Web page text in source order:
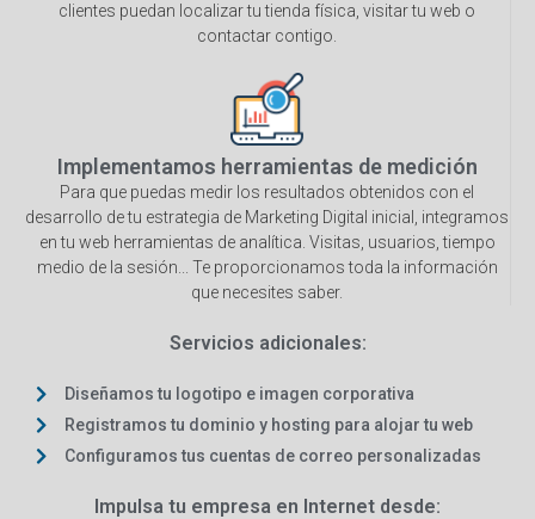
clientes puedan localizar tu tienda física, visitar tu web o
contactar contigo.
Implementamos herramientas de medición
Para que puedas medir los resultados obtenidos con el
desarrollo de tu estrategia de Marketing Digital inicial, integramos
en tu web herramientas de analítica. Visitas, usuarios, tiempo
medio de la sesión... Te proporcionamos toda la información
que necesites saber.
Servicios adicionales:
Diseñamos tu logotipo e imagen corporativa
Registramos tu dominio y hosting para alojar tu web
Configuramos tus cuentas de correo personalizadas
Impulsa tu empresa en Internet desde: